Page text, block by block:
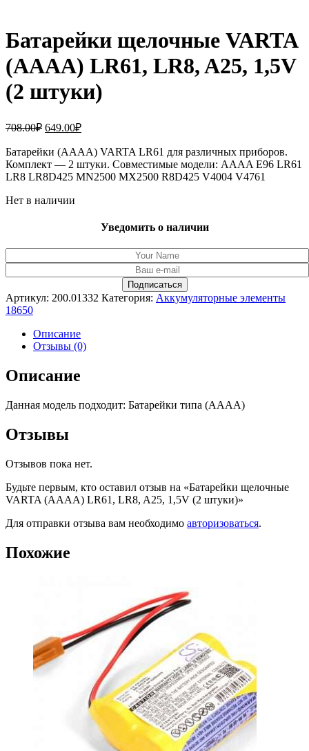
Батарейки щелочные VARTA
(AAAA) LR61, LR8, A25, 1,5V
(2 штуки)
708.00₽ Первоначальная
составляла
708.00₽.
649.00₽Текущая
649.00₽.
Батарейки (AAAA) VARTA LR61 для различных приборов.
Комплект — 2 штуки. Совместимые модели: AAAA E96 LR61
LR8 LR8D425 MN2500 MX2500 R8D425 V4004 V4761
Нет в наличии
Уведомить о наличии
Артикул: 200.01332 Категория: Аккумуляторные элементы
18650
Описание
Отзывы (0)
Описание
Данная модель подходит: Батарейки типа (AAAA)
Отзывы
Отзывов пока нет.
Будьте первым, кто оставил отзыв на «Батарейки щелочные
VARTA (AAAA) LR61, LR8, A25, 1,5V (2 штуки)»
Для отправки отзыва вам необходимо авторизоваться.
Похожие